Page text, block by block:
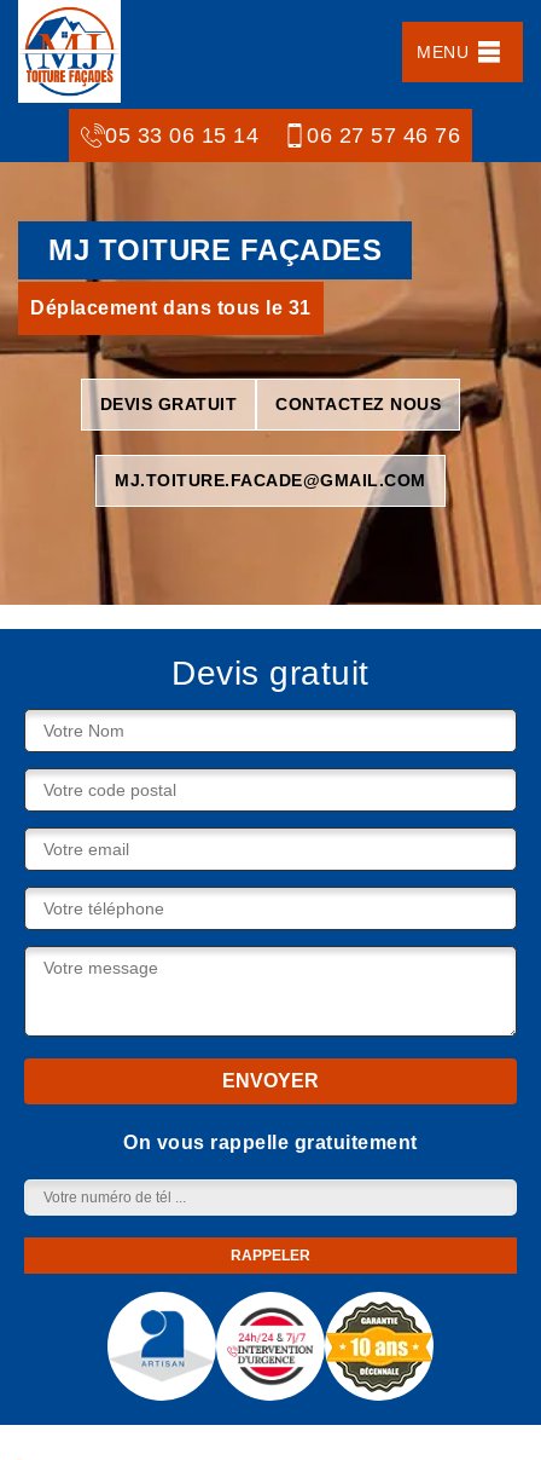
MENU
05 33 06 15 14 06 27 57 46 76
MJ TOITURE FAÇADES
Déplacement dans tous le 31
DEVIS GRATUIT CONTACTEZ NOUS
MJ.TOITURE.FACADE@GMAIL.COM
Devis gratuit
On vous rappelle gratuitement